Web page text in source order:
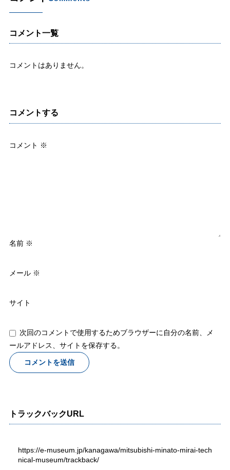
コメント一覧
コメントはありません。
コメントする
コメント ※
名前 ※
メール ※
サイト
次回のコメントで使用するためブラウザーに自分の名前、メ
ールアドレス、サイトを保存する。
トラックバックURL
https://e-museum.jp/kanagawa/mitsubishi-minato-mirai-tech
nical-museum/trackback/